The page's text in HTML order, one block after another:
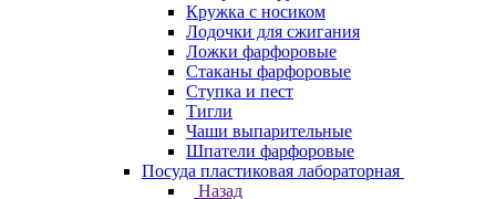
Кружка с носиком
Лодочки для сжигания
Ложки фарфоровые
Стаканы фарфоровые
Ступка и пест
Тигли
Чаши выпарительные
Шпатели фарфоровые
Посуда пластиковая лабораторная
Назад